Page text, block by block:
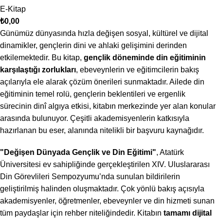
E-Kitap
₺0,00
Günümüz dünyasında hızla değişen sosyal, kültürel ve dijital
dinamikler, gençlerin dini ve ahlaki gelişimini derinden
etkilemektedir. Bu kitap, gençlik döneminde din eğitiminin
karşılaştığı zorlukları, ebeveynlerin ve eğitimcilerin bakış
açılarıyla ele alarak çözüm önerileri sunmaktadır. Ailede din
eğitiminin temel rolü, gençlerin beklentileri ve ergenlik
sürecinin dinî algıya etkisi, kitabın merkezinde yer alan konular
arasında bulunuyor. Çeşitli akademisyenlerin katkısıyla
hazırlanan bu eser, alanında nitelikli bir başvuru kaynağıdır.
"Değişen Dünyada Gençlik ve Din Eğitimi", Atatürk
Üniversitesi ev sahipliğinde gerçekleştirilen XIV. Uluslararası
Din Görevlileri Sempozyumu’nda sunulan bildirilerin
geliştirilmiş halinden oluşmaktadır. Çok yönlü bakış açısıyla
akademisyenler, öğretmenler, ebeveynler ve din hizmeti sunan
tüm paydaşlar için rehber niteliğindedir. Kitabın tamamı dijital